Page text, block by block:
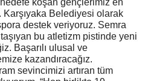
koşan gençlerimiz en
Karşıyaka Belediyesi olarak
destek veriyoruz. Semra
bu atletizm pistinde yeni
Başarılı ulusal ve
kazandıracağız.
sevincimizi artıran tüm